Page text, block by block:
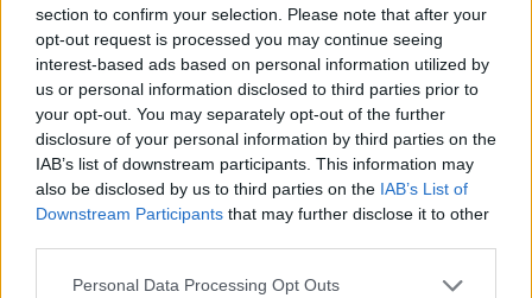
section to confirm your selection. Please note that after your
opt-out request is processed you may continue seeing
interest-based ads based on personal information utilized by
us or personal information disclosed to third parties prior to
your opt-out. You may separately opt-out of the further
disclosure of your personal information by third parties on the
IAB’s list of downstream participants. This information may
also be disclosed by us to third parties on the IAB’s List of
Downstream Participants that may further disclose it to other
Please note that this website/app uses one or more Google
Personal Data Processing Opt Outs
Eközben Kiss Tamás a debreceni idegekkel is
játszott picit. Szatmárit sárga lapot érően fel is
húzta a fiatal támadó, majd Kosicky is elkapta a
grabancát, de ekkor a fiatal diósgyőri kapta a lapot.
Olvastad már?